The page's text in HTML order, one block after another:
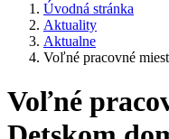
Úvodná stránka
Aktuality
Aktualne
Voľné pracovné
Voľné